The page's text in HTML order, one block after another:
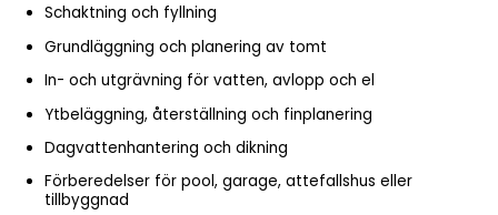
Schaktning och fyllning
Grundläggning och planering av tomt
In- och utgrävning för vatten, avlopp och el
Ytbeläggning, återställning och finplanering
Dagvattenhantering och dikning
Förberedelser för pool, garage, attefallshus eller
tillbyggnad